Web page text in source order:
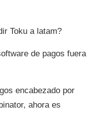
Toku a latam?
de pagos fuera
encabezado por
ahora es